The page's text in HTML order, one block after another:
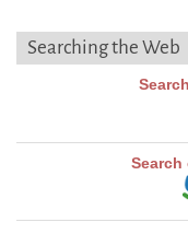
Searching the Web
Search